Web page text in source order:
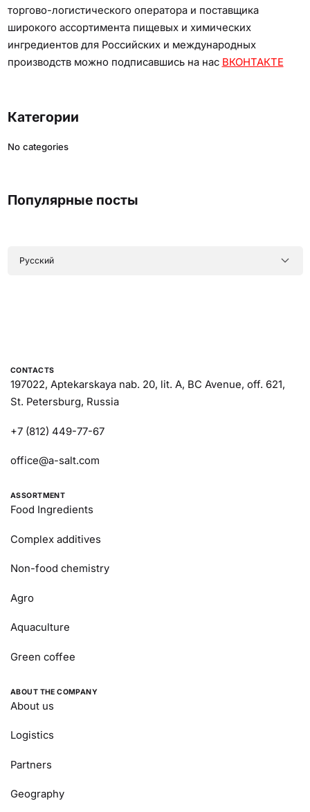
торгово-логистического оператора и поставщика
широкого ассортимента пищевых и химических
ингредиентов для Российских и международных
производств можно подписавшись на нас ВКОНТАКТЕ
Категории
No categories
Популярные посты
ABOUT THE COMPANY
About us
Logistics
Partners
Geography
ASSORTMENT
Food Ingredients
Complex additives
Non-food chemistry
Agro
Aquaculture
Green coffee
CONTACTS
197022, Aptekarskaya nab. 20, lit. A, BC Avenue, off. 621,
St. Petersburg, Russia
+7 (812) 449-77-67
office@a-salt.com